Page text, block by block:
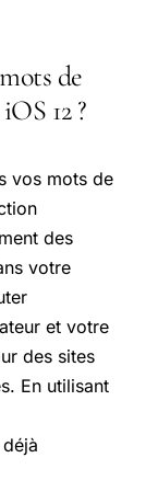
de
12 ?
vos mots de
des
votre
et votre
des sites
En utilisant